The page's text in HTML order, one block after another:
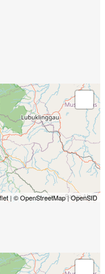
| © OpenStreetMap|OpenSID